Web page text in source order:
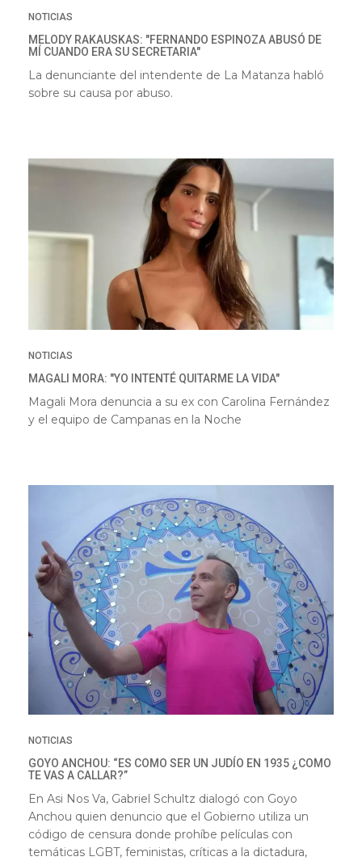
NOTICIAS
MELODY RAKAUSKAS: "FERNANDO ESPINOZA ABUSÓ DE
MÍ CUANDO ERA SU SECRETARIA"
La denunciante del intendente de La Matanza habló
sobre su causa por abuso.
NOTICIAS
MAGALI MORA: "YO INTENTÉ QUITARME LA VIDA"
Magali Mora denuncia a su ex con Carolina Fernández
y el equipo de Campanas en la Noche
NOTICIAS
GOYO ANCHOU: “ES COMO SER UN JUDÍO EN 1935 ¿COMO
TE VAS A CALLAR?”
En Asi Nos Va, Gabriel Schultz dialogó con Goyo
Anchou quien denuncio que el Gobierno utiliza un
código de censura donde prohíbe películas con
temáticas LGBT, feministas, críticas a la dictadura,